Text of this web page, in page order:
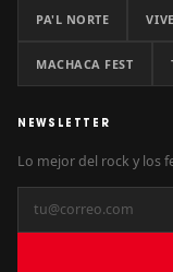
PA'L NORTE
MACHACA FEST
NEWSLETTER
Lo mejor del rock y los